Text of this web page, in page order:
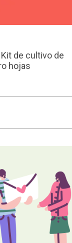
de cultivo de
hojas